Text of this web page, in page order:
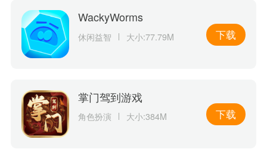
WackyWorms
休闲益智 大小:77.79M 下载
掌门驾到游戏
角色扮演 大小:384M 下载